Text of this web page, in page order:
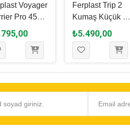
Voyager
Pro 450
& Köpek
Çantası
- 50 x 39 x 39
Ferplast Trip 2
Kumaş Küçük Irk
Köpek Ve Kedi̇
Taşıma Çantası
30 x 33 Cm
₺5.490,00